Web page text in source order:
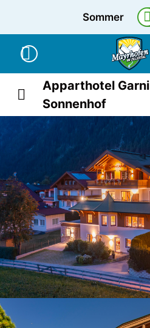
Sommer
Apparthotel Garni
Sonnenhof